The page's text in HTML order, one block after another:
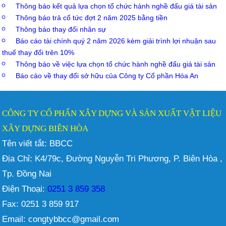
Thông báo kết quả lựa chọn tổ chức hành nghề đấu giá tài sản
Thông báo trả cổ tức đợt 2 năm 2025 bằng tiền
Thông báo thay đổi nhân sự
Báo cáo tài chính quý 2 năm 2026 kèm giải trình lợi nhuận sau
thuế thay đổi trên 10%
Thông báo về việc lựa chọn tổ chức hành nghề đấu giá tài sản
Báo cáo về thay đổi sở hữu của Công ty Cổ phần Hóa An
CÔNG TY CỔ PHẨN XÂY DỰNG VÀ SẢN XUẤT VẬT LIỆU
XÂY DỰNG BIÊN HÒA
Tên viết tắt: BBCC
Địa Chỉ: K4/79c, Đường Nguyễn Tri Phương, P. Biên Hòa ,
Tp. Đồng Nai
Điện Thoại: 0251 3 859 358
Fax: 0251 3 859 917
Email: congtybbcc@gmail.com